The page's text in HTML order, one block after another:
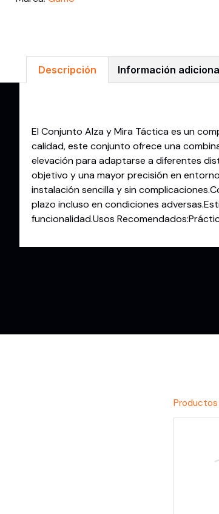
Descripción Información
El Conjunto Alza y Mira Táctica es un
calidad, este conjunto ofrece una
elevación para adaptarse a diferentes
objetivo y una mayor precisión en
instalación sencilla y sin
plazo incluso en condiciones
funcionalidad.Usos